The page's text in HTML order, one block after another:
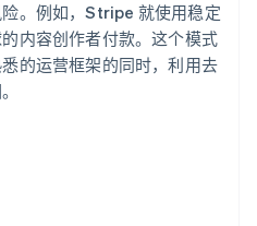
。例如，Stripe 就使用稳定
内容创作者付款。这个模式
的运营框架的同时，利用去